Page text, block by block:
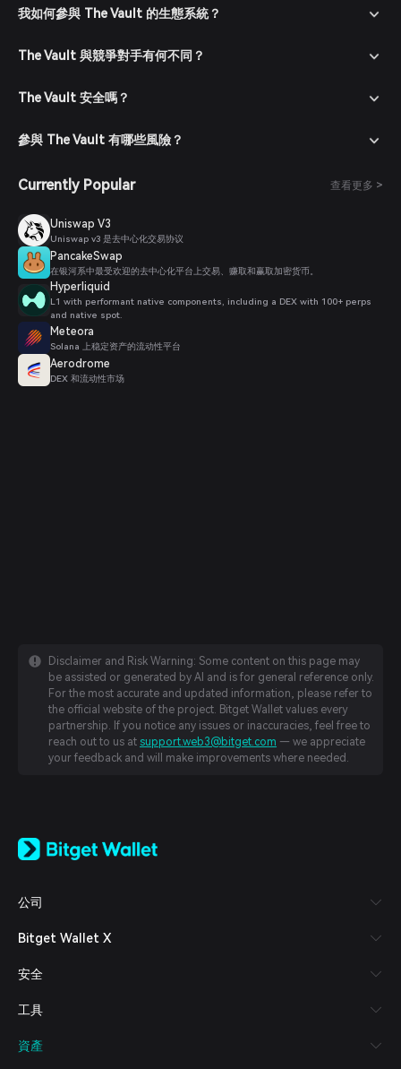
我如何參與 The Vault 的生態系統？
The Vault 與競爭對手有何不同？
The Vault 安全嗎？
參與 The Vault 有哪些風險？
Currently Popular 查看更多 >
Uniswap V3
Uniswap v3 是去中心化交易协议
PancakeSwap
在银河系中最受欢迎的去中心化平台上交易、赚取和赢取加密货币。
Hyperliquid
L1 with performant native components, including a DEX with 100+ perps
and native spot.
Meteora
Solana 上稳定资产的流动性平台
Aerodrome
DEX 和流动性市场
Disclaimer and Risk Warning: Some content on this page may
be assisted or generated by AI and is for general reference only.
For the most accurate and updated information, please refer to
the official website of the project. Bitget Wallet values every
partnership. If you notice any issues or inaccuracies, feel free to
reach out to us at support.web3@bitget.com — we appreciate
your feedback and will make improvements where needed.
日本語
Español (Latinoamérica)
Italiano
Deutsch
繁體中文
Bahasa Indonesia
公司
Bitget Wallet X
安全
工具
資產